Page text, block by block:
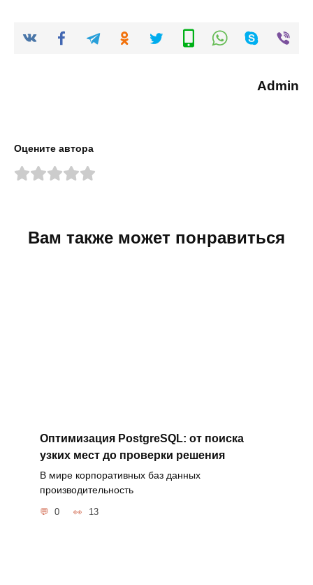
Admin
Оцените автора
Вам также может понравиться
Оптимизация PostgreSQL: от поиска
узких мест до проверки решения
В мире корпоративных баз данных
производительность
0 13